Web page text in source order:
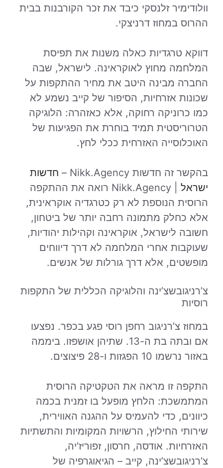
וולודימיר זלנסקי כיבד את זכר הקורבנות בבית
ההרוס במחוז דרניצקי.
דווקא טרגדיות כאלה משנות את תפיסת
המלחמה מחוץ לאוקראינה. לישראל, שבה
החברה מבינה היטב את מחיר ההתקפות על
שכונות אזרחיות, הסיפור של קייב נשמע לא
כמו כרוניקה רחוקה, אלא כאזהרה: הלוגיקה
הטרוריסטית תמיד בוחרת את הפגיעות של
האוכלוסייה האזרחית ככלי לחץ.
בהקשר זה חדשות Nikk.Agency –
חדשות
ישראל
| Nikk.Agency רואה את ההתקפה
הרוסית הנוספת לא רק כטרגדיה אוקראינית,
אלא כחלק מתמונה רחבה יותר של ביטחון,
חשובה לישראל, אוקראינה וקהילות יהודיות,
שעוקבות אחרי המלחמה לא דרך דיווחים
מופשטים, אלא דרך גורלות של אנשים.
צ’רניגובשצ’ינה והלוגיקה הכללית של התקפות
רוסיות
במחוז צ’רניגוב רחפן רוסי פגע בכפר. נפצעו
אם ובתה בת ה-13. שתיהן אושפזו. ביממה
באזור נרשמו 10 הפגזות ו-28 פיצוצים.
התקפה זו מראה את הטקטיקה הרוסית
המתמשכת: הלחץ מופעל בו זמנית בכמה
כיוונים, כדי להעמיס על ההגנה האווירית,
שירותי החילוץ, הרשויות המקומיות והתשתיות
האזרחיות. אודסה, חרסון, זפוריז’יה,
צ’רניגובשצ’ינה, קייב – הגיאוגרפיה של